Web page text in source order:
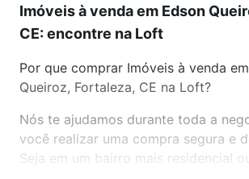
Imóveis à venda em Edson
CE: encontre na Loft
Por que comprar Imóveis à venda
Queiroz, Fortaleza, CE na Loft?
Nós te ajudamos durante toda a
você realizar uma compra segura e
Seja em um bairro mais residencial